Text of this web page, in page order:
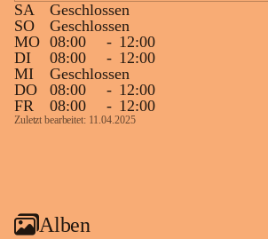
SA
Geschlossen
SO
Geschlossen
MO 08:00 - 12:00
DI
08:00 - 12:00
MI
Geschlossen
DO
08:00 - 12:00
FR
08:00 - 12:00
Zuletzt bearbeitet: 11.04.2025
Alben